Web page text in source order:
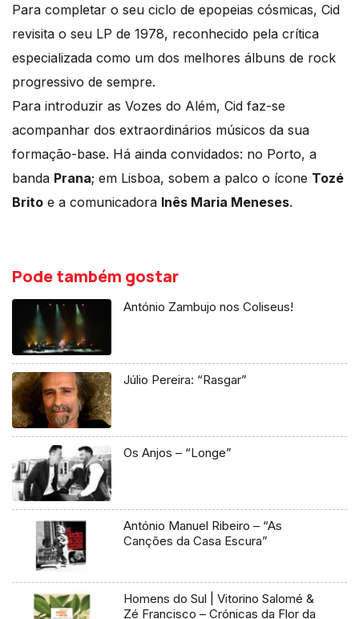
Para completar o seu ciclo de epopeias cósmicas, Cid
revisita o seu LP de 1978, reconhecido pela crítica
especializada como um dos melhores álbuns de rock
progressivo de sempre.
Para introduzir as Vozes do Além, Cid faz-se
acompanhar dos extraordinários músicos da sua
formação-base. Há ainda convidados: no Porto, a
banda Prana; em Lisboa, sobem a palco o ícone Tozé
Brito e a comunicadora Inês Maria Meneses.
Pode também gostar
António Zambujo nos Coliseus!
Júlio Pereira: “Rasgar”
Os Anjos – “Longe”
António Manuel Ribeiro – “As
Canções da Casa Escura”
Homens do Sul | Vitorino Salomé &
Zé Francisco – Crónicas da Flor da